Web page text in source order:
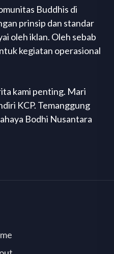
Buddhis di
prinsip dan standar
oleh iklan. Oleh sebab
kegiatan operasional
kami penting. Mari
KCP. Temanggung
Bodhi Nusantara